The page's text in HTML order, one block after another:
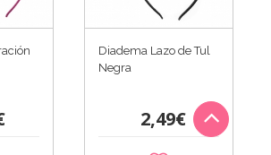
Diadema Lazo de Tul
Negra
2,49€